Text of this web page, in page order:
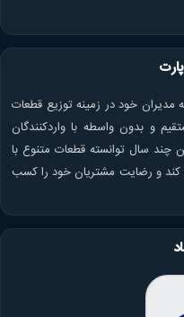
مدیران خود در زمینه توزیع قطعات
و بدون واسطه با واردکنندگان
چند سال توانسته قطعات متنوع با
و رضایت مشتریان خود را کسب